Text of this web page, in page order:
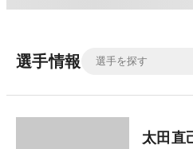
選手情報
太田直